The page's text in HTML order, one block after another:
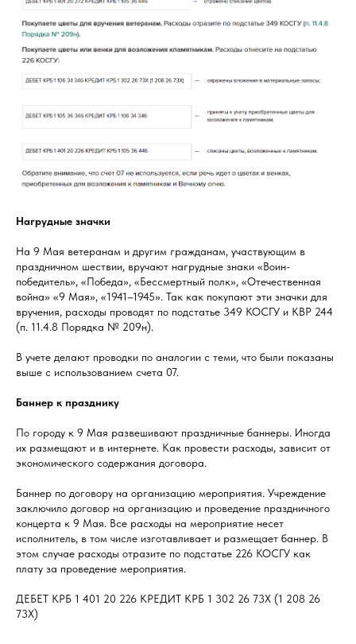
Нагрудные значки
На 9 Мая ветеранам и другим гражданам, участвующим в
праздничном шествии, вручают нагрудные знаки «Воин-
победитель», «Победа», «Бессмертный полк», «Отечественная
война» «9 Мая», «1941–1945». Так как покупают эти значки для
вручения, расходы проводят по подстатье 349 КОСГУ и КВР 244
(п. 11.4.8 Порядка № 209н).
В учете делают проводки по аналогии с теми, что были показаны
выше с использованием счета 07.
Баннер к празднику
По городу к 9 Мая развешивают праздничные баннеры. Иногда
их размещают и в интернете. Как провести расходы, зависит от
экономического содержания договора.
Баннер по договору на организацию мероприятия. Учреждение
заключило договор на организацию и проведение праздничного
концерта к 9 Мая. Все расходы на мероприятие несет
исполнитель, в том числе изготавливает и размещает баннер. В
этом случае расходы отразите по подстатье 226 КОСГУ как
плату за проведение мероприятия.
ДЕБЕТ КРБ 1 401 20 226 КРЕДИТ КРБ 1 302 26 73Х (1 208 26
73Х)